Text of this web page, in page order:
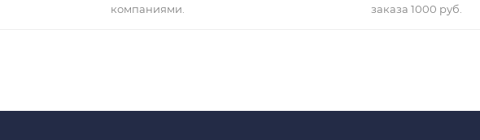
компаниями.
заказа 1000 руб.